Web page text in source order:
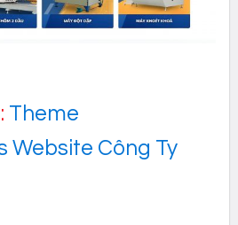
Theme
Website Công Ty